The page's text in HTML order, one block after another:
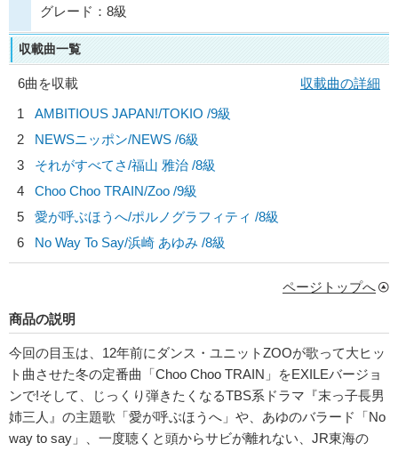
グレード：8級
収載曲一覧
6曲を収載
収載曲の詳細
1
AMBITIOUS JAPAN!/TOKIO /9級
2
NEWSニッポン/NEWS /6級
3
それがすべてさ/福山 雅治 /8級
4
Choo Choo TRAIN/Zoo /9級
5
愛が呼ぶほうへ/ポルノグラフィティ /8級
6
No Way To Say/浜崎 あゆみ /8級
ページトップへ
商品の説明
今回の目玉は、12年前にダンス・ユニットZOOが歌って大ヒッ
ト曲させた冬の定番曲「Choo Choo TRAIN」をEXILEバージョ
ンで!そして、じっくり弾きたくなるTBS系ドラマ『末っ子長男
姉三人』の主題歌「愛が呼ぶほうへ」や、あゆのバラード「No
way to say」、一度聴くと頭からサビが離れない、JR東海の